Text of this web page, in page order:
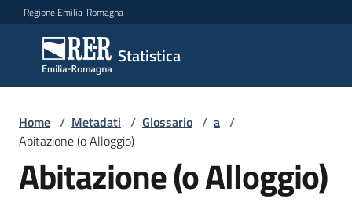
Vai al contenuto
Vai alla navigazione
Vai al footer
Regione Emilia-Romagna
Statistica
Statistica
Novità
Dati
Home / Metadati / Glossario / a /
Abitazione (o Alloggio)
Abitazione (o Alloggio)